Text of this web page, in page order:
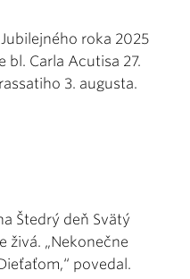
roka 2025
Carla Acutisa 27.
3. augusta.
Štedrý deň Svätý
živá. „Nekonečne
povedal.